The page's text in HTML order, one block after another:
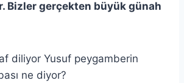
Bizler gerçekten büyük günah
diliyor Yusuf peygamberin
ne diyor?